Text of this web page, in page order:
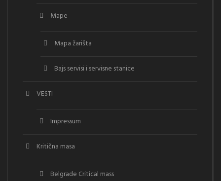
Mape
Mapa žarišta
Bajs servisi i servisne stanice
VESTI
Impressum
Kritična masa
Belgrade Critical mass